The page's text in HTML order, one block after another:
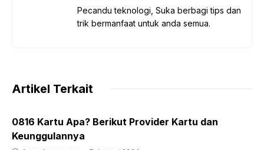
Pecandu teknologi, Suka berbagi tips dan
trik bermanfaat untuk anda semua.
Artikel Terkait
0816 Kartu Apa? Berikut Provider Kartu dan
Keunggulannya